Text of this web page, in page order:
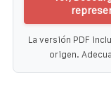
La versión PDF
origen.